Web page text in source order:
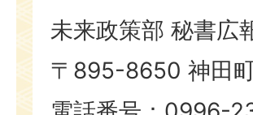
未来政策部 秘書広
〒895-8650 神田